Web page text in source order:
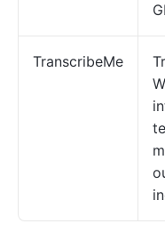
TranscribeMe